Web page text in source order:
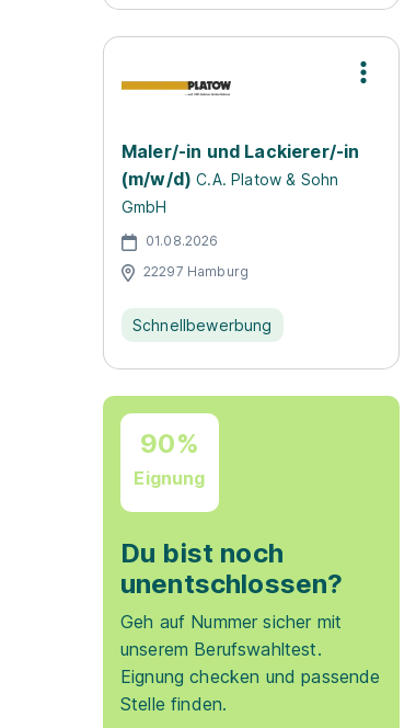
Maler/-in und Lackierer/-in
(m/w/d) C.A. Platow & Sohn
GmbH
01.08.2026
22297 Hamburg
Schnellbewerbung
90%
Eignung
Du bist noch
unentschlossen?
Geh auf Nummer sicher mit
unserem Berufswahltest.
Eignung checken und passende
Stelle finden.